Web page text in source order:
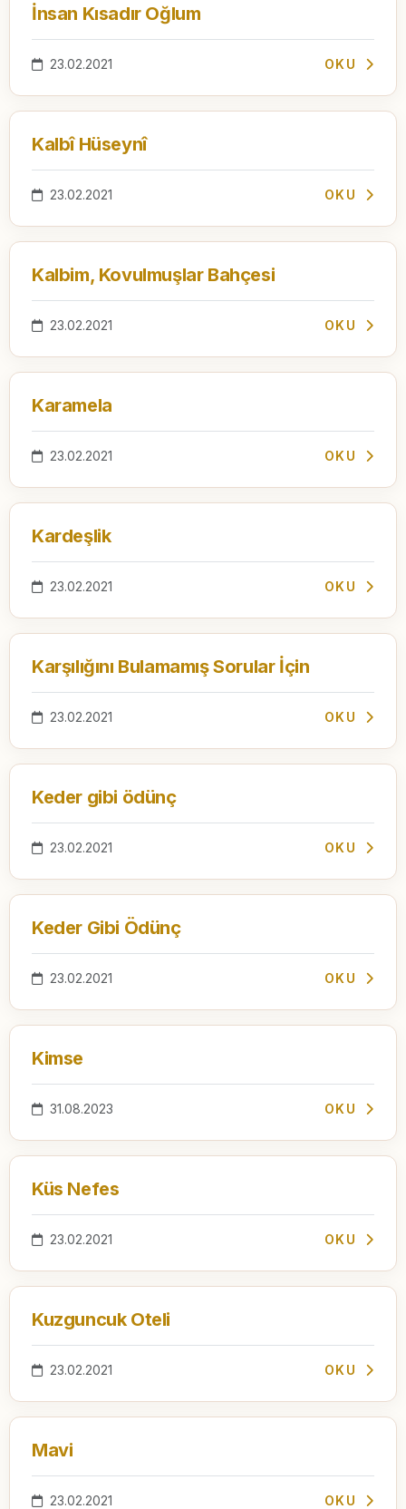
İnsan Kısadır Oğlum
23.02.2021 OKU
Kalbî Hüseynî
23.02.2021 OKU
Kalbim, Kovulmuşlar Bahçesi
23.02.2021 OKU
Karamela
23.02.2021 OKU
Kardeşlik
23.02.2021 OKU
Karşılığını Bulamamış Sorular İçin
23.02.2021 OKU
Keder gibi ödünç
23.02.2021 OKU
Keder Gibi Ödünç
23.02.2021 OKU
Kimse
31.08.2023 OKU
Küs Nefes
23.02.2021 OKU
Kuzguncuk Oteli
23.02.2021 OKU
Mavi
23.02.2021 OKU